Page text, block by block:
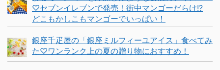
♡セブンイレブンで発売！街中マンゴーだらけ!?
どこもかしこもマンゴーでいっぱい！
銀座千疋屋の「銀座ミルフィーユアイス」食べてみ
た♡ワンランク上の夏の贈り物におすすめ！